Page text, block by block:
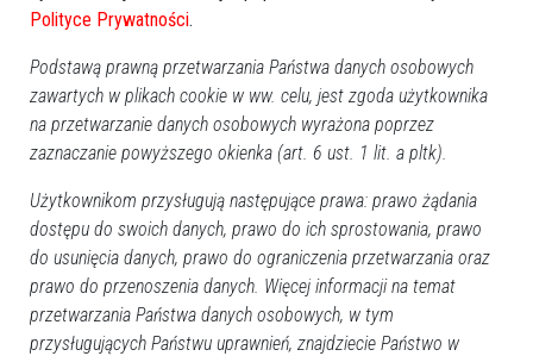
Zobacz również
Polityce Prywatności.
Podstawą prawną przetwarzania Państwa danych osobowych
zawartych w plikach cookie w ww. celu, jest zgoda użytkownika
na przetwarzanie danych osobowych wyrażona poprzez
zaznaczanie powyższego okienka (art. 6 ust. 1 lit. a pltk).
Użytkownikom przysługują następujące prawa: prawo żądania
dostępu do swoich danych, prawo do ich sprostowania, prawo
do usunięcia danych, prawo do ograniczenia przetwarzania oraz
prawo do przenoszenia danych. Więcej informacji na temat
przetwarzania Państwa danych osobowych, w tym
przysługujących Państwu uprawnień, znajdziecie Państwo w